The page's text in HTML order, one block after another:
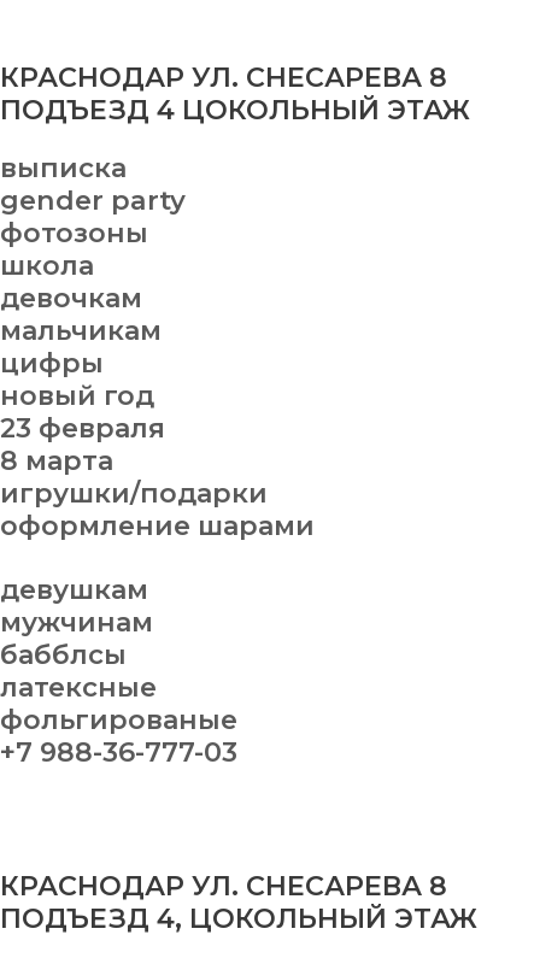
КРАСНОДАР УЛ. СНЕСАРЕВА 8
ПОДЪЕЗД 4 ЦОКОЛЬНЫЙ ЭТАЖ
выписка
gender party
фотозоны
школа
девочкам
мальчикам
цифры
новый год
23 февраля
8 марта
игрушки/подарки
оформление шарами
девушкам
мужчинам
бабблсы
латексные
фольгированые
+7 988-36-777-03
КРАСНОДАР УЛ. СНЕСАРЕВА 8
ПОДЪЕЗД 4, ЦОКОЛЬНЫЙ ЭТАЖ